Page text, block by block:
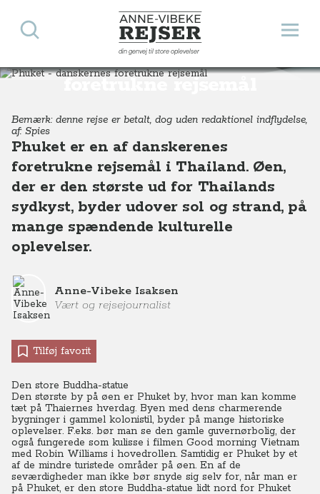
Anne-Vibeke Rejser
din genvej til store oplevelser
Åbn
Søg
Phuket - danskernes
foretrukne rejsemål
Destinationer Asien Thailand Phuket - danskernes foretrukne rejsemål
Bemærk: denne rejse er betalt, dog uden redaktionel indflydelse,
af: Spies
Phuket er en af danskerenes
foretrukne rejsemål i Thailand. Øen,
der er den største ud for Thailands
sydkyst, byder udover sol og strand, på
mange spændende kulturelle
oplevelser.
Anne-Vibeke Isaksen
Vært og rejsejournalist
Tilføj favorit
Den store Buddha-statue
Den største by på øen er Phuket by, hvor man kan komme
tæt på Thaiernes hverdag. Byen med dens charmerende
bygninger i gammel kolonistil, byder på mange historiske
oplevelser. F.eks. bør man se den gamle guvernørbolig, der
også fungerede som kulisse i filmen Good morning Vietnam
med Robin Williams i hovedrollen. Samtidig er Phuket by et
af de mindre turistede områder på øen. En af de
seværdigheder man ikke bør snyde sig selv for, når man er
på Phuket, er den store Buddha-statue lidt nord for Phuket